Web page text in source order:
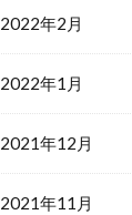
2022年2月
2022年1月
2021年12月
2021年11月